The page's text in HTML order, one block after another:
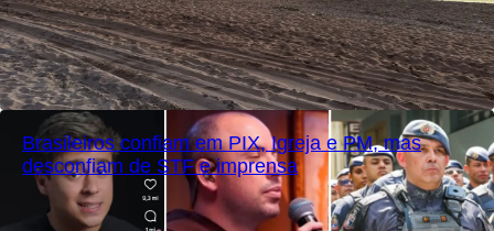
Brasileiros confiam em PIX, Igreja e PM, mas
desconfiam de STF e imprensa